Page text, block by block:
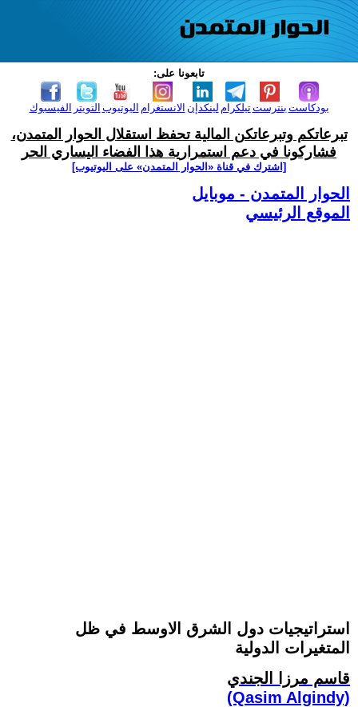
تابعونا على:
الفيسبوك التويتر اليوتيوب الانستغرام لينكدإن تيلكرامبنترست بودكاست
تبرعاتكم وتبرعاتكن المالية تحفظ استقلال الحوار المتمدن،
فشاركونا في دعم استمرارية هذا الفضاء اليساري الحر
[اشترك في قناة ‫«الحوار المتمدن» على اليوتيوب]
الحوار المتمدن - موبايل
الموقع الرئيسي
استراتيجيات دول الشرق الاوسط في ظل
المتغيرات الدولية
قاسم مرزا الجندي
(Qasim Algindy)